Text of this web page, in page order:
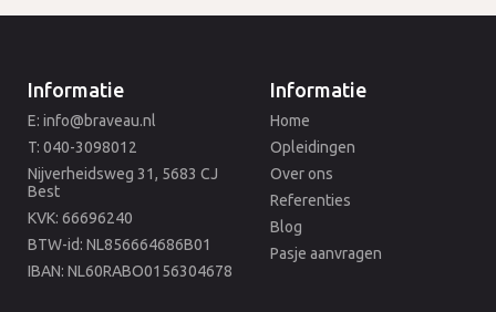
Informatie
E: info@braveau.nl
T: 040-3098012
Nijverheidsweg 31, 5683 CJ
Best
KVK: 66696240
BTW-id: NL856664686B01
IBAN: NL60RABO0156304678
Informatie
Home
Opleidingen
Over ons
Referenties
Blog
Pasje aanvragen